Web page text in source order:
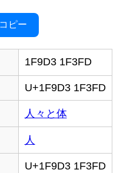
コピー
1F9D3 1F3FD
U+1F9D3 1F3FD
人々と体
人
U+1F9D3 1F3FD